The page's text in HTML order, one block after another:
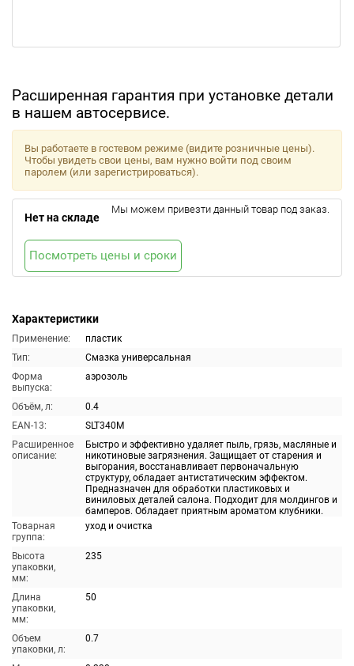
Расширенная гарантия при установке детали
в нашем автосервисе.
Характеристики
Применение:
пластик
Тип:
Смазка универсальная
Форма
выпуска:
аэрозоль
Объём, л:
0.4
EAN-13:
SLT340M
Расширенное
описание:
Быстро и эффективно удаляет пыль, грязь, масляные и
никотиновые загрязнения. Защищает от старения и
выгорания, восстанавливает первоначальную
структуру, обладает антистатическим эффектом.
Предназначен для обработки пластиковых и
виниловых деталей салона. Подходит для молдингов и
бамперов. Обладает приятным ароматом клубники.
Товарная
группа:
уход и очистка
Высота
упаковки,
мм:
235
Длина
упаковки,
мм:
50
Объем
упаковки, л:
0.7
Вы работаете в гостевом режиме (видите розничные цены).
Чтобы увидеть свои цены, вам нужно войти под своим
паролем (или зарегистрироваться).
Нет на складе
Мы можем привезти данный товар под заказ.
Посмотреть цены и сроки